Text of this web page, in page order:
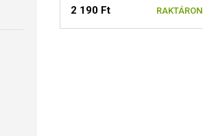
2 190 Ft RAKTÁRON